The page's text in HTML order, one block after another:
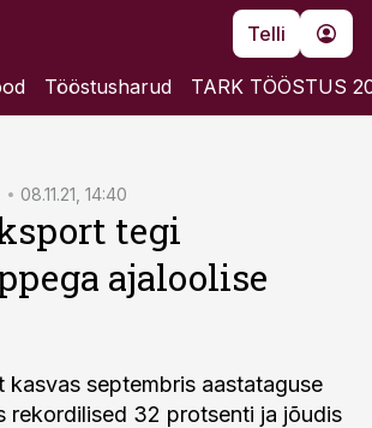
Telli
Tööstusharud TARK TÖÖSTUS
08.11.21, 14:40
tegi
ajaloolise
kasvas septembris aastataguse
rekordilised 32 protsenti ja jõudis